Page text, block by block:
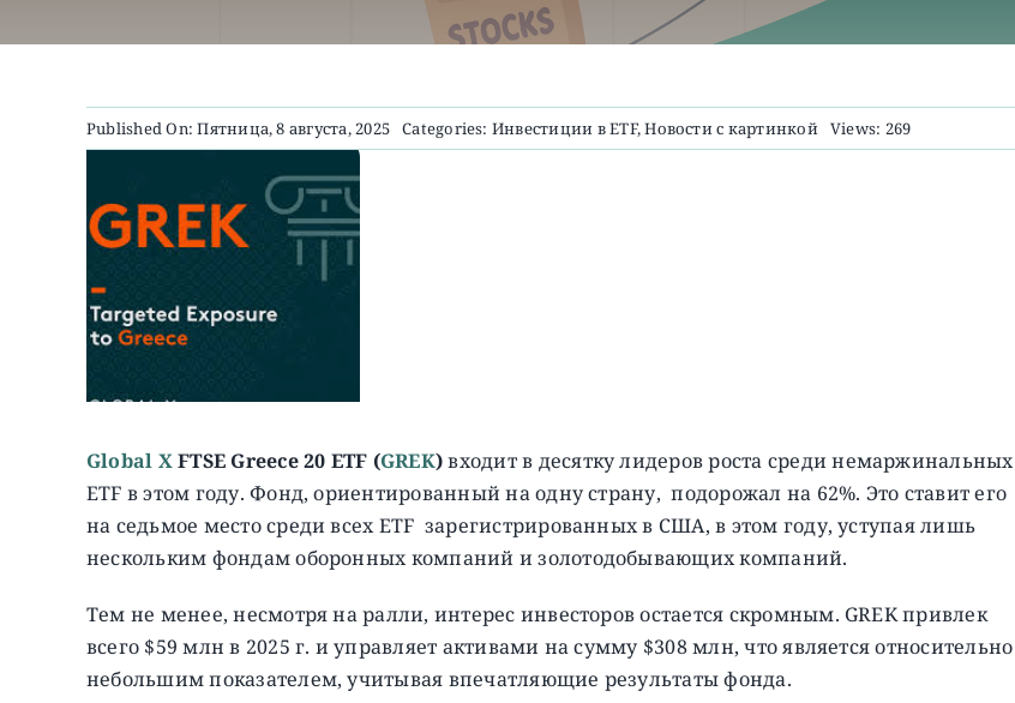
Published On: Пятница, 8 августа, 2025 Categories: Инвестиции в ETF,Новости с картинкой Views: 269
Global XFTSE Greece 20 ETF (GREK)входит в десятку лидеров роста среди немаржинальных
ETF в этом году. Фонд, ориентированный на одну страну, подорожал на 62%. Это ставит его
на седьмое место среди всех ETF зарегистрированных в США, в этом году, уступая лишь
нескольким фондам оборонных компаний и золотодобывающих компаний.
Тем не менее, несмотря на ралли, интерес инвесторов остается скромным. GREK привлек
всего $59 млн в 2025 г. и управляет активами на сумму $308 млн, что является относительно
небольшим показателем, учитывая впечатляющие результаты фонда.